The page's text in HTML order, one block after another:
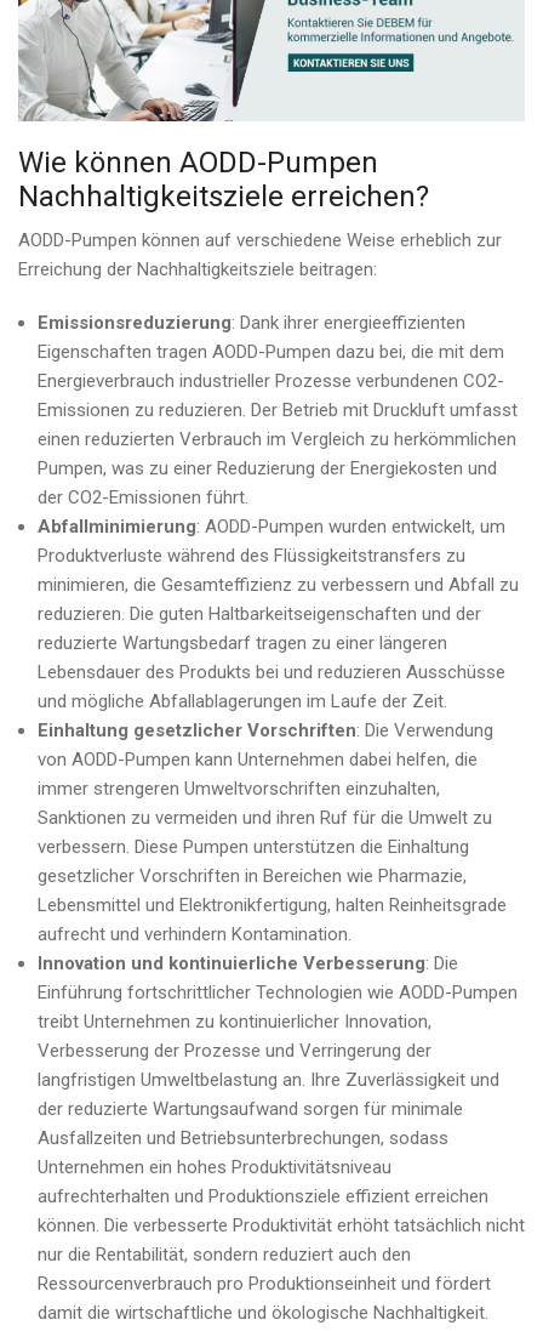
Wie können AODD-Pumpen
Nachhaltigkeitsziele erreichen?
AODD-Pumpen können auf verschiedene Weise erheblich zur
Erreichung der Nachhaltigkeitsziele beitragen:
Emissionsreduzierung: Dank ihrer energieeffizienten
Eigenschaften tragen AODD-Pumpen dazu bei, die mit dem
Energieverbrauch industrieller Prozesse verbundenen CO2-
Emissionen zu reduzieren. Der Betrieb mit Druckluft umfasst
einen reduzierten Verbrauch im Vergleich zu herkömmlichen
Pumpen, was zu einer Reduzierung der Energiekosten und
der CO2-Emissionen führt.
Abfallminimierung: AODD-Pumpen wurden entwickelt, um
Produktverluste während des Flüssigkeitstransfers zu
minimieren, die Gesamteffizienz zu verbessern und Abfall zu
reduzieren. Die guten Haltbarkeitseigenschaften und der
reduzierte Wartungsbedarf tragen zu einer längeren
Lebensdauer des Produkts bei und reduzieren Ausschüsse
und mögliche Abfallablagerungen im Laufe der Zeit.
Einhaltung gesetzlicher Vorschriften: Die Verwendung
von AODD-Pumpen kann Unternehmen dabei helfen, die
immer strengeren Umweltvorschriften einzuhalten,
Sanktionen zu vermeiden und ihren Ruf für die Umwelt zu
verbessern. Diese Pumpen unterstützen die Einhaltung
gesetzlicher Vorschriften in Bereichen wie Pharmazie,
Lebensmittel und Elektronikfertigung, halten Reinheitsgrade
aufrecht und verhindern Kontamination.
Innovation und kontinuierliche Verbesserung: Die
Einführung fortschrittlicher Technologien wie AODD-Pumpen
treibt Unternehmen zu kontinuierlicher Innovation,
Verbesserung der Prozesse und Verringerung der
langfristigen Umweltbelastung an. Ihre Zuverlässigkeit und
der reduzierte Wartungsaufwand sorgen für minimale
Ausfallzeiten und Betriebsunterbrechungen, sodass
Unternehmen ein hohes Produktivitätsniveau
aufrechterhalten und Produktionsziele effizient erreichen
können. Die verbesserte Produktivität erhöht tatsächlich nicht
nur die Rentabilität, sondern reduziert auch den
Ressourcenverbrauch pro Produktionseinheit und fördert
damit die wirtschaftliche und ökologische Nachhaltigkeit.